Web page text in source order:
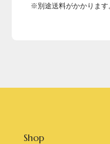
※別途送料がかかります
Shop